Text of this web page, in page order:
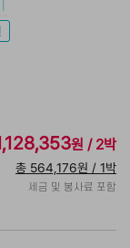
원 / 2박
총 564,176원 / 1박
세금 및 봉사료 포함